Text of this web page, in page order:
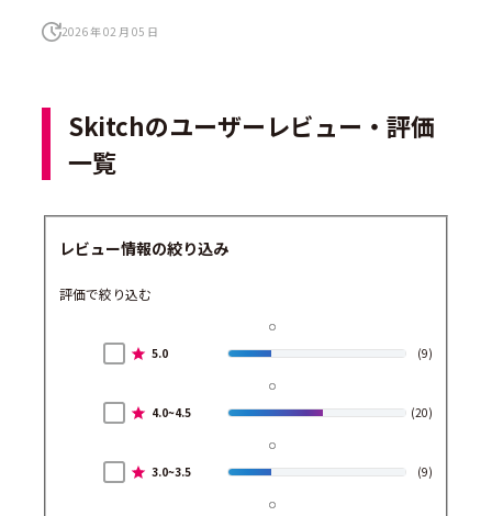
2026 年 02 月 05 日
Skitchのユーザーレビュー・評価
一覧
レビュー情報の絞り込み
評価で絞り込む
5.0 (9)
4.0~4.5 (20)
3.0~3.5 (9)